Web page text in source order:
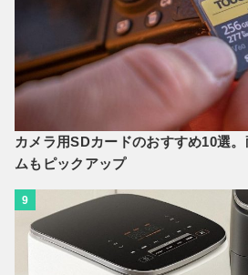
カメラ用SDカードのおすすめ10選
ムもピックアップ
9